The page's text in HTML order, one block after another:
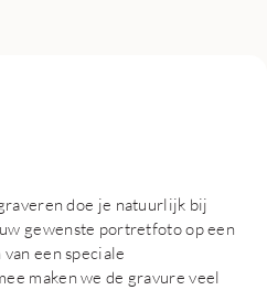
doe je natuurlijk bij
gewenste portretfoto op een
een speciale
maken we de gravure veel